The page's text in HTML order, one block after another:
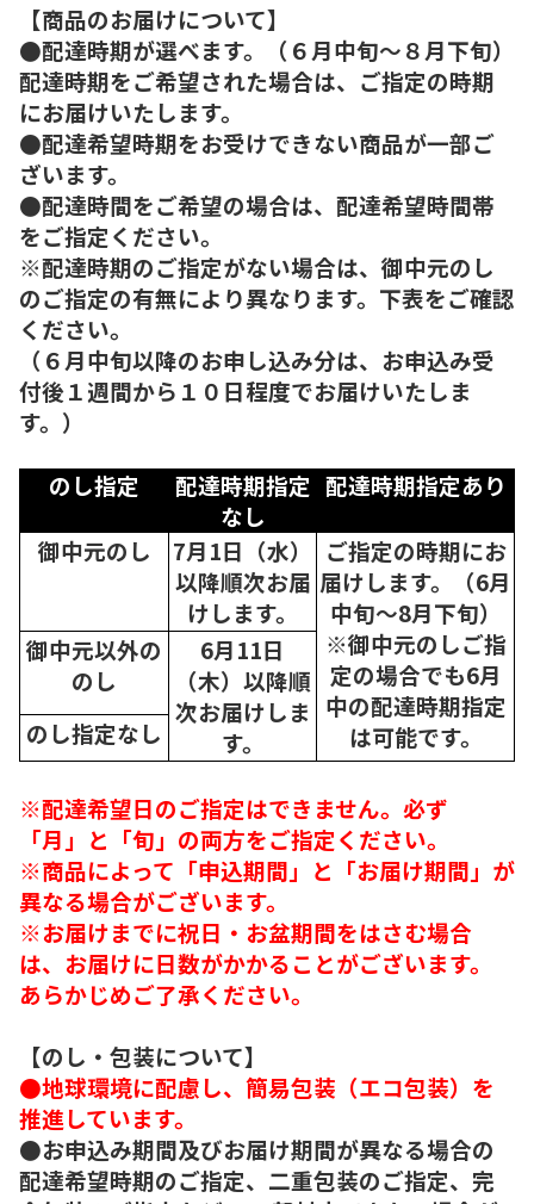
【商品のお届けについて】
●配達時期が選べます。（６月中旬～８月下旬）
配達時期をご希望された場合は、ご指定の時期
にお届けいたします。
●配達希望時期をお受けできない商品が一部ご
ざいます。
●配達時間をご希望の場合は、配達希望時間帯
をご指定ください。
※配達時期のご指定がない場合は、御中元のし
のご指定の有無により異なります。下表をご確認
ください。
（６月中旬以降のお申し込み分は、お申込み受
付後１週間から１０日程度でお届けいたしま
す。）
のし指定
配達時期指定
なし
配達時期指定あり
御中元のし
7月1日（水）
以降順次お届
けします。
ご指定の時期にお
届けします。（6月
中旬～8月下旬）
※御中元のしご指
定の場合でも6月
中の配達時期指定
は可能です。
御中元以外の
のし
6月11日
（木）以降順
次お届けしま
す。
のし指定なし
※配達希望日のご指定はできません。必ず
「月」と「旬」の両方をご指定ください。
※商品によって「申込期間」と「お届け期間」が
異なる場合がございます。
※お届けまでに祝日・お盆期間をはさむ場合
は、お届けに日数がかかることがございます。
あらかじめご了承ください。
【のし・包装について】
●地球環境に配慮し、簡易包装（エコ包装）を
推進しています。
●お申込み期間及びお届け期間が異なる場合の
配達希望時期のご指定、二重包装のご指定、完